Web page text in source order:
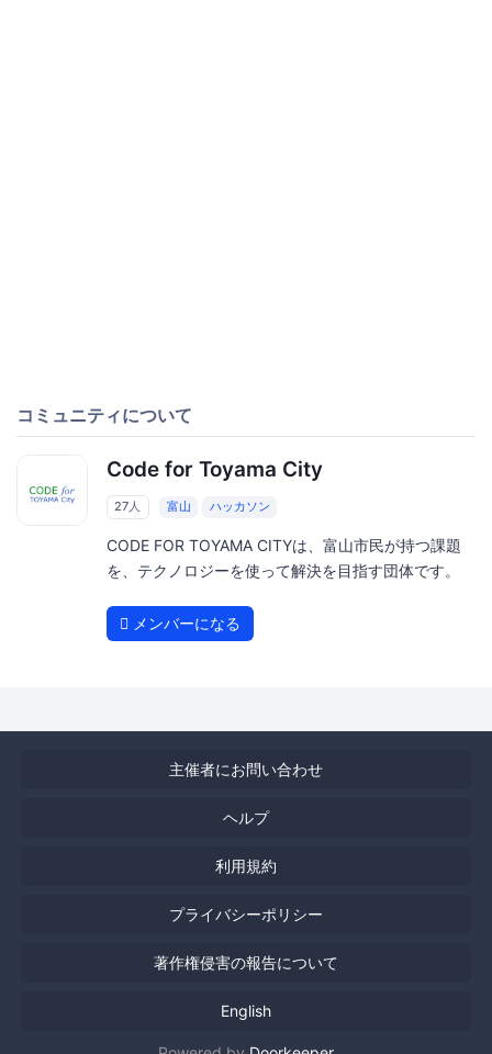
コミュニティについて
Code for Toyama City
27人 富山 ハッカソン
CODE FOR TOYAMA CITYは、富山市民が持つ課題
を、テクノロジーを使って解決を目指す団体です。
メンバーになる
主催者にお問い合わせ
ヘルプ
利用規約
プライバシーポリシー
著作権侵害の報告について
English